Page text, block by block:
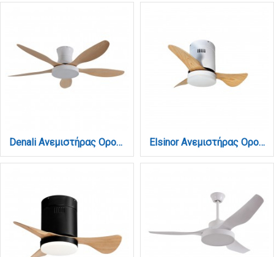
Denali Ανεμιστήρας Οροφής με LED 24W, DC Μοτέρ & Smart App - Λευκό/Ξύλο (102000710) Elsinor Ανεμιστήρας Οροφής με LED 15W, DC Μοτέρ & Smart App - Λευκό/Ξύλο (102000410)